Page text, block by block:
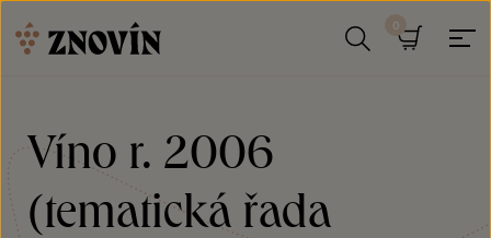
Víno r. 2006
(tematická řada